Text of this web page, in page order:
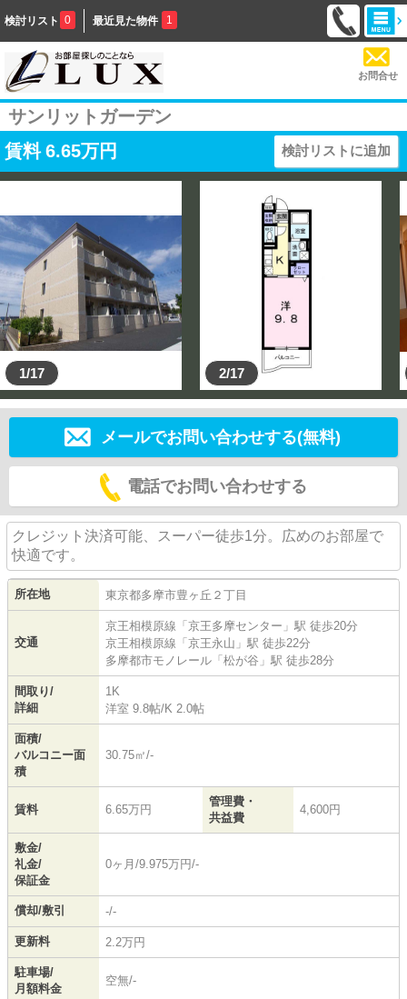
検討リスト 0 最近見た物件 1
お問合せ
サンリットガーデン
賃料 6.65万円 検討リストに追加
1/17 2/17
メールでお問い合わせする(無料)
電話でお問い合わせする
クレジット決済可能、スーパー徒歩1分。広めのお部屋で
快適です。
所在地 東京都多摩市豊ヶ丘 ２丁目
交通
京王相模原線 「京王多摩センター 」駅 徒歩20分
京王相模原線 「京王永山 」駅 徒歩22分
多摩都市モノレール 「松が谷 」駅 徒歩28分
間取り/
詳細
1K
洋室 9.8帖/K 2.0帖
面積/
バルコニー面
積
30.75㎡/-
賃料 6.65万円
管理費・
共益費
4,600円
敷金/
礼金/
保証金
0ヶ月/9.975万円/-
償却/敷引 -/-
更新料 2.2万円
駐車場/
月額料金
空無/-